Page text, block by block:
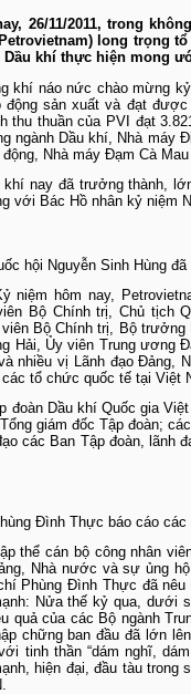
26/11/2011, trong
long trọng
khí thực hiện mong
khí náo nức chào mừng
động sản xuất và đạt
thu thuần của PVI đạt
ngành Dầu khí, Nhà máy
Nhà máy Đạm Cà
khí nay đã trưởng thành,
với Bác Hồ nhân kỷ niệm
hội Nguyễn Sinh Hùng
niệm hôm nay,
Bộ Chính trị, Chủ tịch
Bộ Chính trị, Bộ
Hải, Ủy viên Trung ương
nhiều vị Lãnh đạo Đảng,
tổ chức quốc tế tại Việt
đoàn Dầu khí Quốc gia
giám đốc Tập đoàn;
các Ban Tập đoàn, lãnh
Đình Thực báo cáo
thể cán bộ công nhân
Nhà nước và sự ủng
Phùng Đình Thực đã
Nửa thế kỷ qua, dưới
quả của các Bộ ngành
chững ban đầu đã lớn
tinh thần “dám nghĩ,
hiện đại, đầu tàu trong